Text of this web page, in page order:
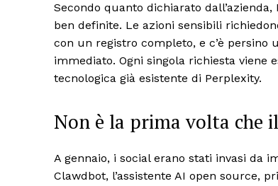
Secondo quanto dichiarato
ben definite. Le azioni sensibili
con un registro completo, e c’è
immediato. Ogni singola richiesta viene
tecnologica già esistente di Perplexity.
Non è la prima volta che
A gennaio, i social erano stati invasi da
Clawdbot, l’assistente AI open source,